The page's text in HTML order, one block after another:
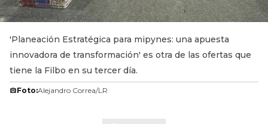
'Planeación Estratégica para mipynes: una apuesta
innovadora de transformación' es otra de las ofertas que
tiene la Filbo en su tercer día.
Foto:Alejandro Correa/LR